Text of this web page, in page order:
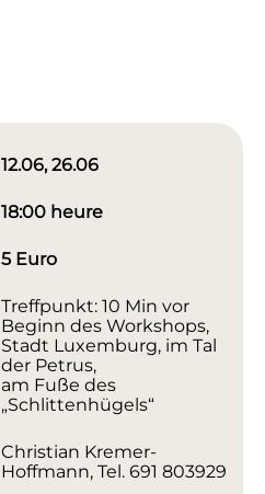
12.06, 26.06
18:00 heure
5 Euro
Treffpunkt: 10 Min vor
Beginn des Workshops,
Stadt Luxemburg, im Tal
der Petrus,
am Fuße des
„Schlittenhügels“
Christian Kremer-
Hoffmann, Tel. 691 803929